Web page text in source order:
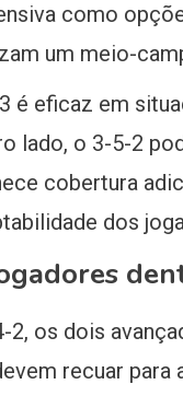
como
um meio-
é eficaz em
lado, o 3-5-2
cobertura
dos
2, os dois
recuar